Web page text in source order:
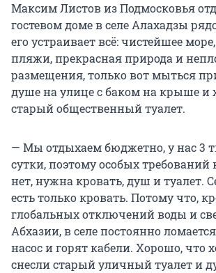
Максим Листов из Подмосковья
гостевом доме в селе Алахадзы
его устраивает всё: чистейшее
пляжи, прекрасная природа и
размещения, только вот мыться
душе на улице с баком на крыше и
старый общественный туалет.
— Мы отдыхаем бюджетно, у нас 3
сутки, поэтому особых
нет, нужна кровать, душ и туалет.
есть только кровать. Потому что,
глобальных отключений воды и
Абхазии, в селе постоянно
насос и горят кабели. Хорошо, что
снесли старый уличный туалет и